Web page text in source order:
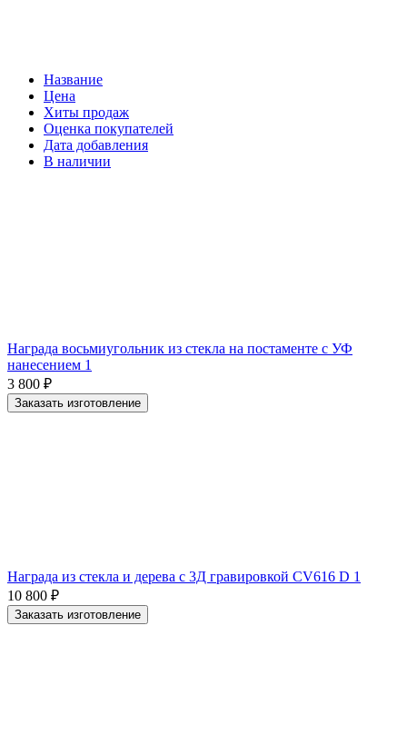
Название
Цена
Хиты продаж
Оценка покупателей
Дата добавления
В наличии
Награда восьмиугольник из стекла на постаменте с УФ
нанесением 1
3 800 ₽
Заказать изготовление
Награда из стекла и дерева с 3Д гравировкой CV616 D 1
10 800 ₽
Заказать изготовление